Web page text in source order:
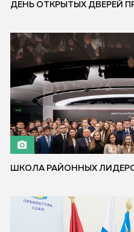
ДЕНЬ ОТКРЫТЫХ ДВЕРЕЙ
ШКОЛА РАЙОННЫХ